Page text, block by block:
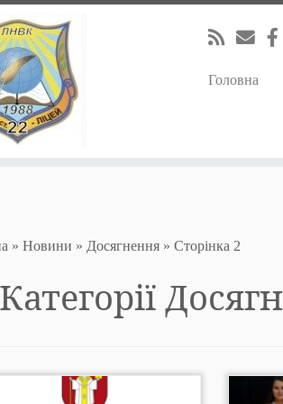
variable $show_stats in /home/lnvk22/
Головна
» Новини » Досягнення » Сторінка 2
Категорії